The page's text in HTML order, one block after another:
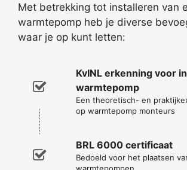
Met betrekking tot installeren van
warmtepomp heb je diverse
waar je op kunt letten:
KvINL erkenning voor
warmtepomp
Een theoretisch- en
op warmtepomp monteurs
BRL 6000 certificaat
Bedoeld voor het plaatsen